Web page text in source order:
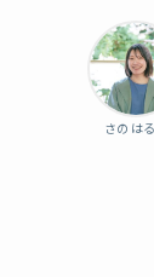
さの は